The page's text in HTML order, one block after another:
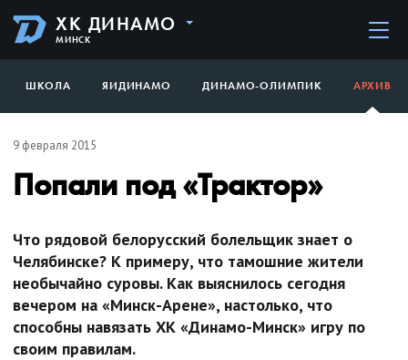
ХК ДИНАМО
МИНСК
ШКОЛА ЯИДИНАМО ДИНАМО-ОЛИМПИК АРХИВ
9 февраля 2015
Попали под «Трактор»
Что рядовой белорусский болельщик знает о
Челябинске? К примеру, что тамошние жители
необычайно суровы. Как выяснилось сегодня
вечером на «Минск-Арене», настолько, что
способны навязать ХК «Динамо-Минск» игру по
своим правилам.